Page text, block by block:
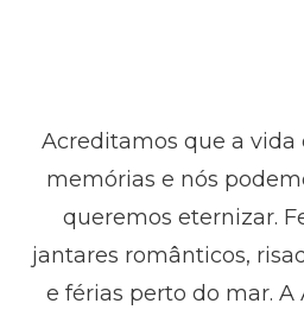
Acreditamos que a vida
memórias e nós
queremos eternizar.
jantares românticos,
e férias perto do mar. A